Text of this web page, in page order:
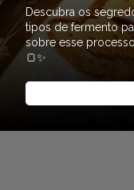
Descubra os
tipos de fermento
sobre esse
🍞✨